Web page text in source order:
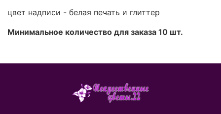
цвет надписи - белая печать и глиттер
Минимальное количество для заказа 10 шт.